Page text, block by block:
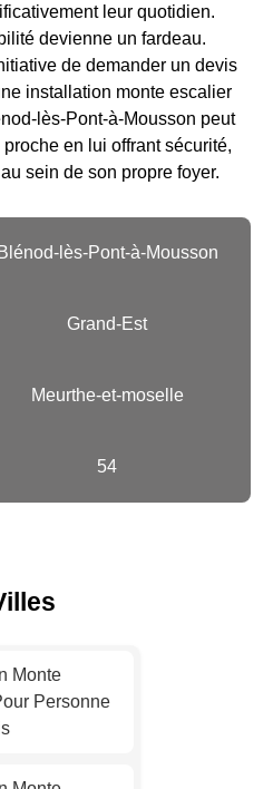
leur quotidien.
devienne un fardeau.
de demander un devis
installation monte escalier
lès-Pont-à-Mousson peut
en lui offrant sécurité,
sein de son propre foyer.
Blénod-lès-Pont-à-Mousson
Grand-Est
Meurthe-et-moselle
54
Monte
Personne